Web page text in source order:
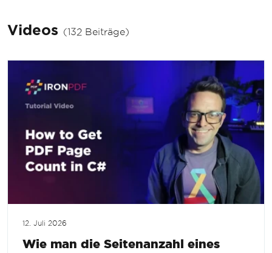
Videos (132 Beiträge)
12. Juli 2026
Wie man die Seitenanzahl eines